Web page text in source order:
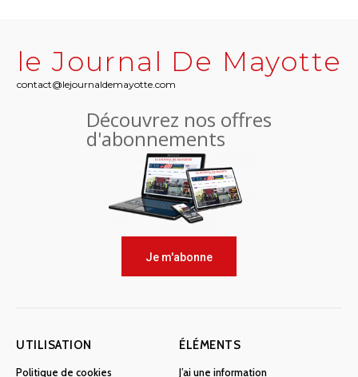
le Journal De Mayotte
contact@lejournaldemayotte.com
Découvrez nos offres
d'abonnements
Je m'abonne
UTILISATION
Politique de cookies
ÉLÉMENTS
J’ai une information